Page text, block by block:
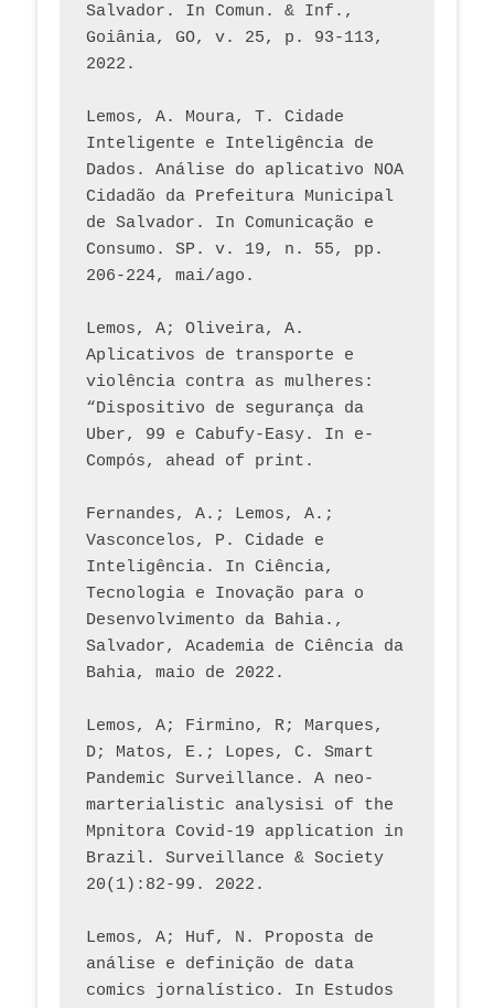
Salvador. In Comun. & Inf.,
Goiânia, GO, v. 25, p. 93-113,
2022.
Lemos, A. Moura, T. Cidade
Inteligente e Inteligência de
Dados. Análise do aplicativo NOA
Cidadão da Prefeitura Municipal
de Salvador. In Comunicação e
Consumo. SP. v. 19, n. 55, pp.
206-224, mai/ago.
Lemos, A; Oliveira, A.
Aplicativos de transporte e
violência contra as mulheres:
“Dispositivo de segurança da
Uber, 99 e Cabufy-Easy. In e-
Compós, ahead of print.
Fernandes, A.; Lemos, A.;
Vasconcelos, P. Cidade e
Inteligência. In Ciência,
Tecnologia e Inovação para o
Desenvolvimento da Bahia.,
Salvador, Academia de Ciência da
Bahia, maio de 2022.
Lemos, A; Firmino, R; Marques,
D; Matos, E.; Lopes, C. Smart
Pandemic Surveillance. A neo-
marterialistic analysisi of the
Mpnitora Covid-19 application in
Brazil. Surveillance & Society
20(1):82-99. 2022.
Lemos, A; Huf, N. Proposta de
análise e definição de data
comics jornalístico. In Estudos